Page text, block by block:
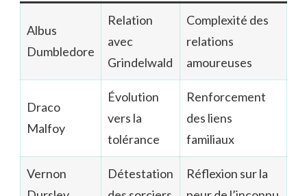
Albus
Dumbledore
Relation
avec
Grindelwald
Complexité des
relations
amoureuses
Draco
Malfoy
Évolution
vers la
tolérance
Renforcement
des liens
familiaux
Vernon
Détestation
Réflexion sur la